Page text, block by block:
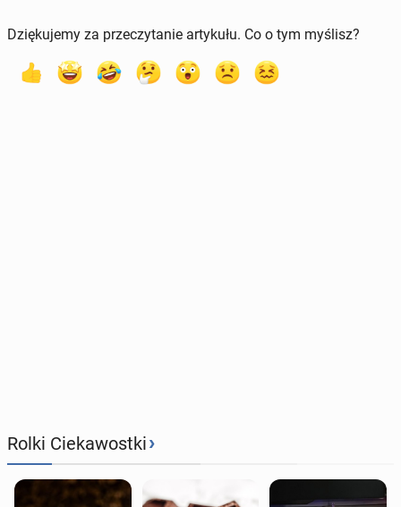
Dziękujemy za przeczytanie artykułu. Co o tym myślisz?
Rolki Ciekawostki›